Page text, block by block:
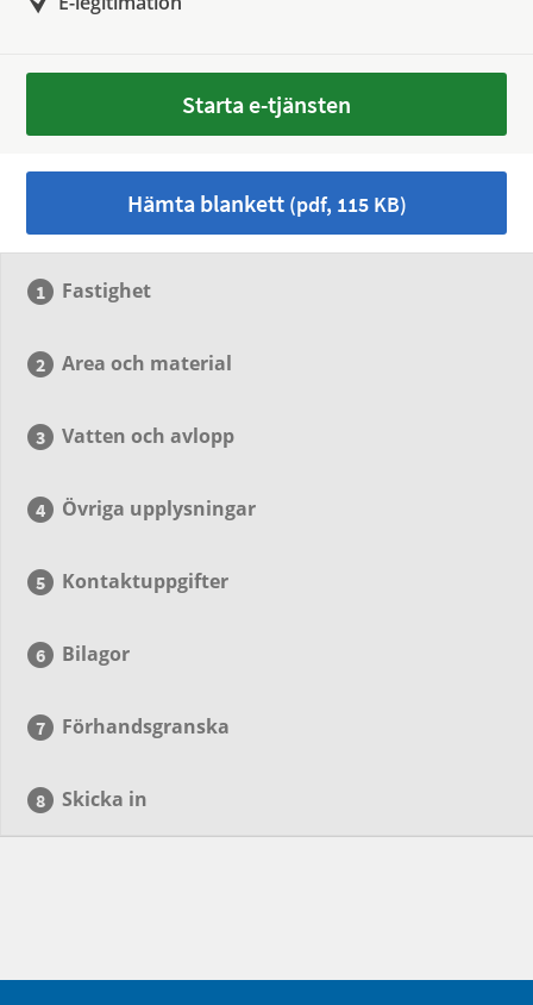
Starta e-tjänsten
Hämta blankett(pdf, 115 KB)
Fastighet
Area och material
Vatten och avlopp
Övriga upplysningar
Kontaktuppgifter
Bilagor
Förhandsgranska
Skicka in